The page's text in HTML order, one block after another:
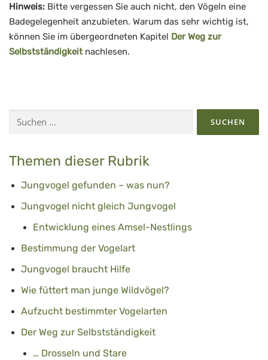
Hinweis: Bitte vergessen Sie auch nicht, den Vögeln eine
Badegelegenheit anzubieten. Warum das sehr wichtig ist,
können Sie im übergeordneten Kapitel Der Weg zur
Selbstständigkeit nachlesen.
nach:
Themen dieser Rubrik
Jungvogel gefunden – was nun?
Jungvogel nicht gleich Jungvogel
Entwicklung eines Amsel-Nestlings
Bestimmung der Vogelart
Jungvogel braucht Hilfe
Wie füttert man junge Wildvögel?
Aufzucht bestimmter Vogelarten
Der Weg zur Selbstständigkeit
… Drosseln und Stare